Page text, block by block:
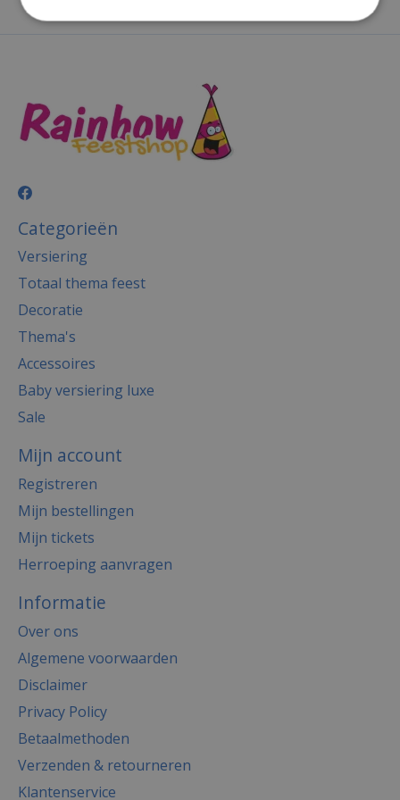
Categorieën
Versiering
Totaal thema feest
Decoratie
Thema's
Accessoires
Baby versiering luxe
Sale
Mijn account
Registreren
Mijn bestellingen
Mijn tickets
Herroeping aanvragen
Informatie
Over ons
Algemene voorwaarden
Disclaimer
Privacy Policy
Betaalmethoden
Verzenden & retourneren
Klantenservice